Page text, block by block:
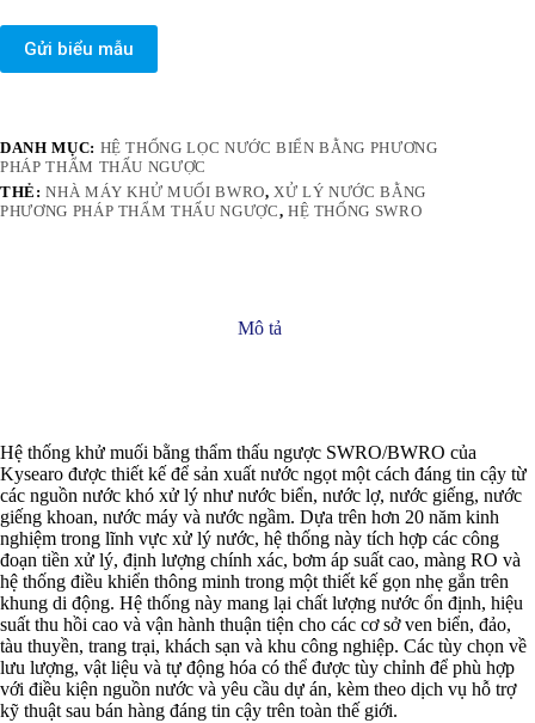
Gửi biểu mẫu
DANH MỤC: HỆ THỐNG LỌC NƯỚC BIỂN BẰNG PHƯƠNG
PHÁP THẨM THẤU NGƯỢC
THẺ:NHÀ MÁY KHỬ MUỐI BWRO, XỬ LÝ NƯỚC BẰNG
PHƯƠNG PHÁP THẨM THẤU NGƯỢC, HỆ THỐNG SWRO
Mô tả
Hệ thống khử muối bằng thẩm thấu ngược SWRO/BWRO của
Kysearo được thiết kế để sản xuất nước ngọt một cách đáng tin cậy từ
các nguồn nước khó xử lý như nước biển, nước lợ, nước giếng, nước
giếng khoan, nước máy và nước ngầm. Dựa trên hơn 20 năm kinh
nghiệm trong lĩnh vực xử lý nước, hệ thống này tích hợp các công
đoạn tiền xử lý, định lượng chính xác, bơm áp suất cao, màng RO và
hệ thống điều khiển thông minh trong một thiết kế gọn nhẹ gắn trên
khung di động. Hệ thống này mang lại chất lượng nước ổn định, hiệu
suất thu hồi cao và vận hành thuận tiện cho các cơ sở ven biển, đảo,
tàu thuyền, trang trại, khách sạn và khu công nghiệp. Các tùy chọn về
lưu lượng, vật liệu và tự động hóa có thể được tùy chỉnh để phù hợp
với điều kiện nguồn nước và yêu cầu dự án, kèm theo dịch vụ hỗ trợ
kỹ thuật sau bán hàng đáng tin cậy trên toàn thế giới.